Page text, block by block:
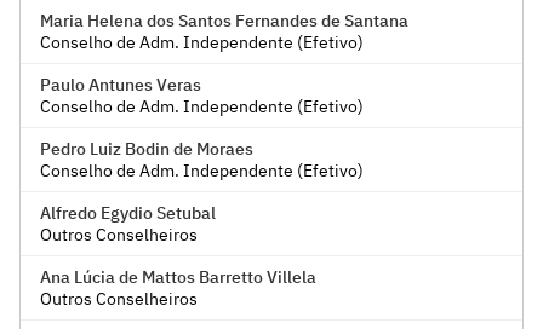
Maria Helena dos Santos Fernandes de Santana
Conselho de Adm. Independente (Efetivo)
Paulo Antunes Veras
Conselho de Adm. Independente (Efetivo)
Pedro Luiz Bodin de Moraes
Conselho de Adm. Independente (Efetivo)
Alfredo Egydio Setubal
Outros Conselheiros
Ana Lúcia de Mattos Barretto Villela
Outros Conselheiros